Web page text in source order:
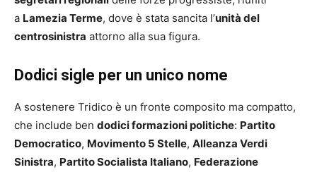
a Lamezia Terme, dove è stata sancita l’unità del
centrosinistra attorno alla sua figura.
Dodici sigle per un unico nome
A sostenere Tridico è un fronte composito ma compatto,
che include ben dodici formazioni politiche: Partito
Democratico, Movimento 5 Stelle, Alleanza Verdi
Sinistra, Partito Socialista Italiano, Federazione